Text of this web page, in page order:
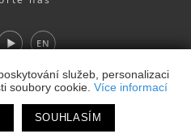
služeb, personalizaci
soubory cookie. Více informací
SOUHLASÍM
EN
&publikační systém Toolkit-
Studio